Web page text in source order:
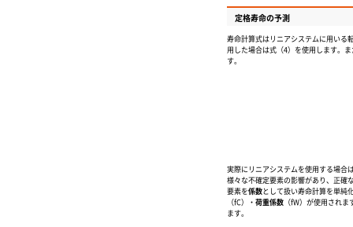
定格寿命の予測
寿命計算式はリニアシステムに用いる
用した場合は式（4）を使用します。
す。
実際にリニアシステムを使用する場合
様々な不確定要素の影響があり、正確
要素を係数として扱い寿命計算を単純
（fC）・ 荷重係数 （fW）が使用され
ます。